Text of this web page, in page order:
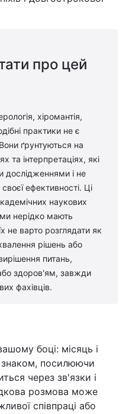
про цей
хіромантія,
практики не є
ґрунтуються на
та інтерпретаціях, які
дослідженнями і не
ефективності. Ці
наукових
нерідко мають
не варто розглядати як
рішень або
питань,
здоров'ям, завжди
фахівців.
боці: місяць і
знаком, посилюючи
через зв'язки і
розмова може
співпраці або